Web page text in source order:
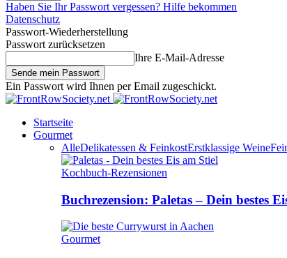
Haben Sie Ihr Passwort vergessen? Hilfe bekommen
Datenschutz
Passwort-Wiederherstellung
Passwort zurücksetzen
Ihre E-Mail-Adresse
Ein Passwort wird Ihnen per Email zugeschickt.
Startseite
Gourmet
AlleDelikatessen & FeinkostErstklassige Weine
Kochbuch-Rezensionen
Buchrezension: Paletas – Dein bestes
Gourmet